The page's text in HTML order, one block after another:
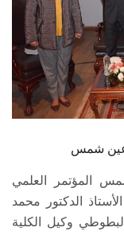
الدراسات العليا
الخريجين
الموظفون
عين شمس
المؤتمر العلمي
تحت إشراف الأستاذ الدكتور محمد
وكيل الكلية